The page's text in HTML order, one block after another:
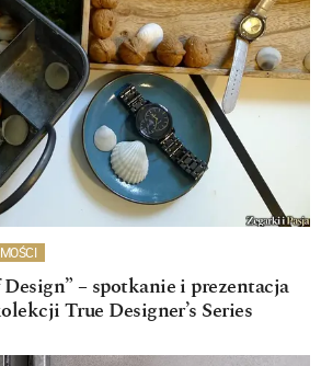
– spotkanie i prezentacja
True Designer’s Series